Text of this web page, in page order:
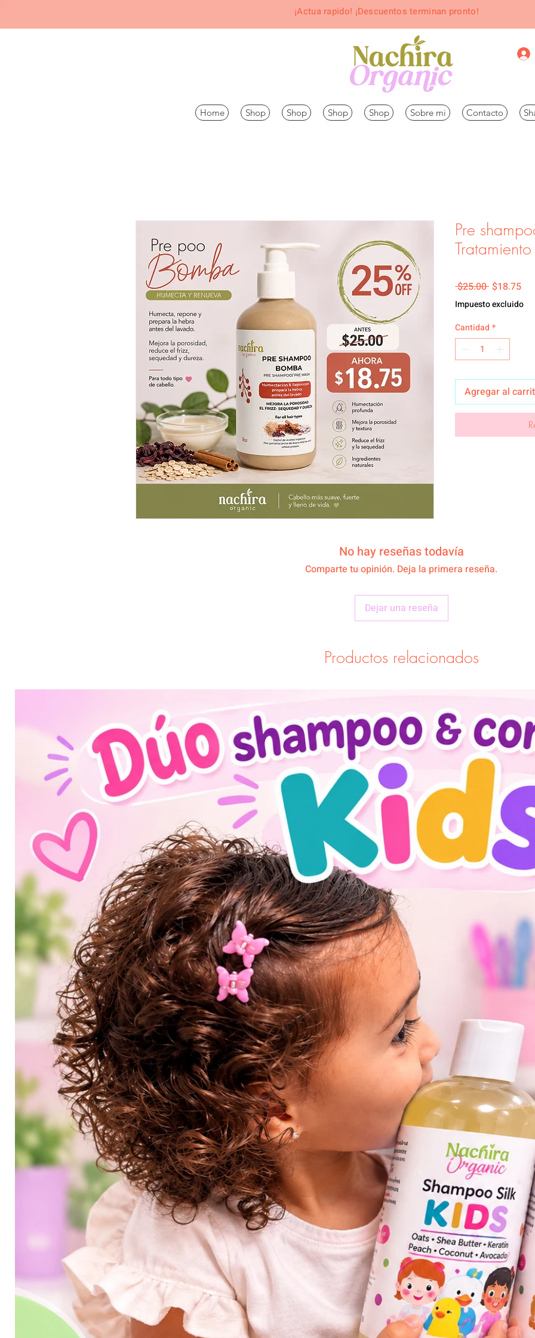
¡Actua rapido! ¡Descuentos terminan pronto!
Home Shop Shop Shop Shop Sobre mi Contacto
Pre
$25.00 Precio
$18.75
Impuesto excluido
Cantidad *
Agregar al
No hay reseñas todavía
Comparte tu opinión. Deja la primera reseña.
Dejar una reseña
Productos relacionados